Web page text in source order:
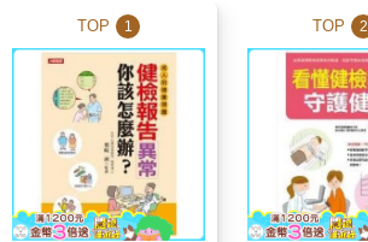
TOP 1 TOP 2